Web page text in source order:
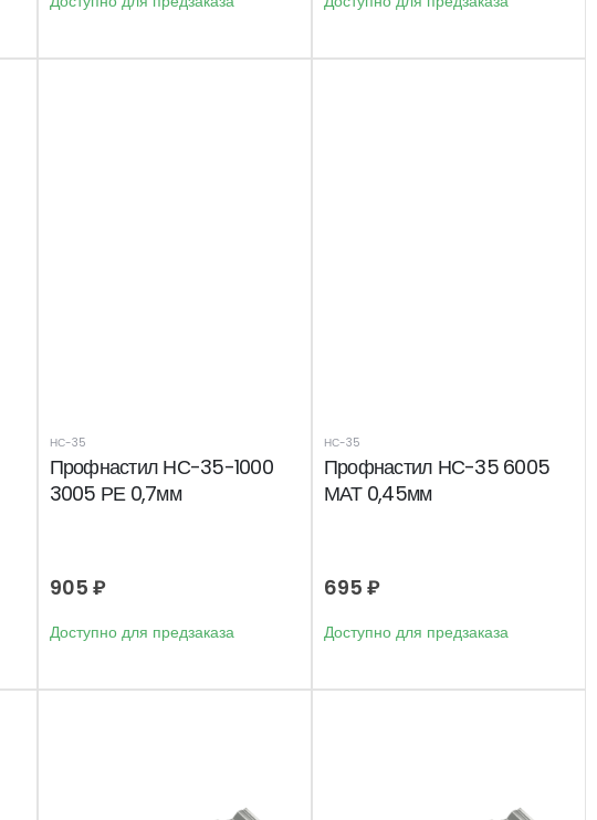
НС-35
Профнастил НС-35-1000
3005 РЕ 0,7мм
905 ₽
Доступно для предзаказа
НС-35
Профнастил НС-35 6005
МАТ 0,45мм
695 ₽
Доступно для предзаказа